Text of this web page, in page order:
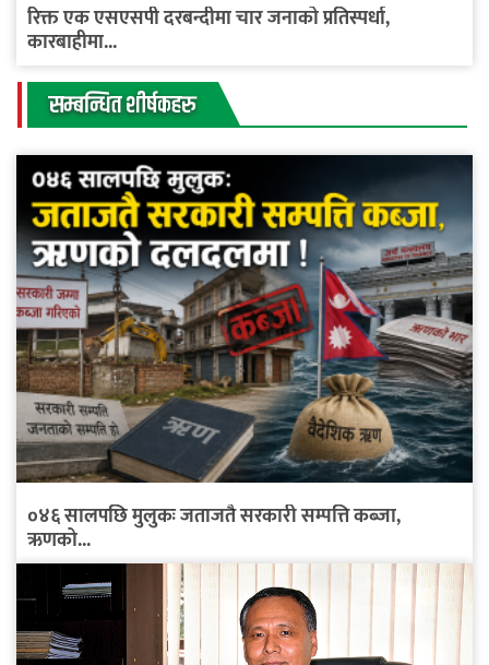
रिक्त एक एसएसपी दरबन्दीमा चार जनाको प्रतिस्पर्धा,
कारबाहीमा...
सम्बन्धित शीर्षकहरु
०४६ सालपछि मुलुकः जताजतै सरकारी सम्पत्ति कब्जा,
ऋणको...